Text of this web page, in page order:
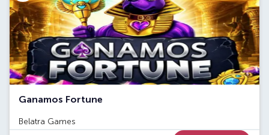
Ganamos Fortune
Belatra Games